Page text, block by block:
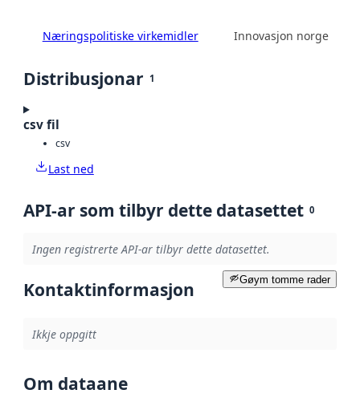
Næringspolitiske virkemidler Innovasjon norge
Distribusjonar 1
csv fil
csv
Last ned
API-ar som tilbyr dette datasettet 0
Ingen registrerte API-ar tilbyr dette datasettet.
Gøym tomme rader
Kontaktinformasjon
Ikkje oppgitt
Om dataane